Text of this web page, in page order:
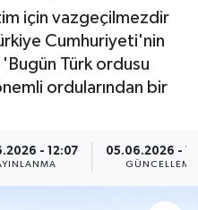
için vazgeçilmezdir
Cumhuriyeti'nin
Türk ordusu
ordularından bir
- 12:07 05.06.2026 -
GÜNCELLEME